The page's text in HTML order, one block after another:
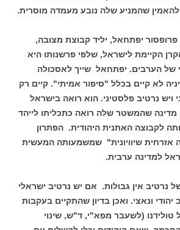
להאמין שהמניע שלה נובע מעמדה מוסרית.
פרופסור יפתחאל, יליד קבוצת מצובה,
הקיימת לישראל, שלפי פרשנותו היא
של הערבים. יפתחאל שייך לאסכולה
לא קיים בכלל "סיפור אמיתי". קיים רק
ויש נרטיב פלסטיני. הוא רואה בישראל
מדינה שהמשטר שלה רואה כתכליתו לייהד
לקבוצה האתנית היהודית. הפתרון
אזרחית שיוויונית" שמשמעותה המעשית
למדינה ערבית.
נרטיב אין גבולות. אם יש נרטיב ישראלי
יהודי ונאצי. ואכן בדיון שהתקיים בעקבות
(לשעבר מפא"י, ד"ש, שינוי